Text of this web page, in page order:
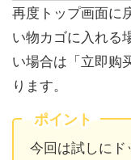
再度トップ画面に
い物カゴに入れる
い場合は「立即购
ります。
ポイント
今回は試しにド